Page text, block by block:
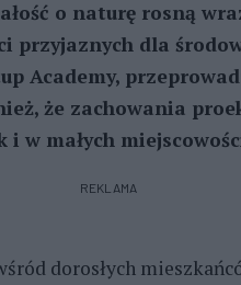
o naturę rosną
przyjaznych dla
Academy,
że zachowania
w małych
REKLAMA
dorosłych